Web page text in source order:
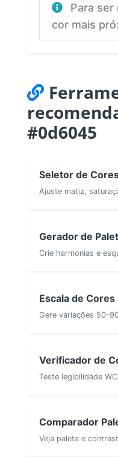
Para ser
cor mais
#0d6045
Seletor de
Ajuste matiz,
Gerador de
Crie harmonias e
Escala de Cores
Gere variações
Verificador de
Teste legibilidade
Comparador
Veja paleta e